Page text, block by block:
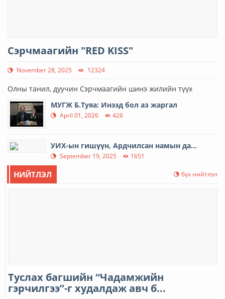
Сэрчмаагийн "RED KISS"
November 28, 2025 12324
Олны танил, дуучин Сэрчмаагийн шинэ жилийн түүх
МУГЖ Б.Туяа: Инээд бол аз жаргал
April 01, 2026 426
УИХ-ын гишүүн, Ардчилсан намын да...
September 19, 2025 1651
НИЙТЛЭЛ бүх нийтлэл
Туслах багшийн “Чадамжийн
гэрчилгээ”-г худалдаж авч б...